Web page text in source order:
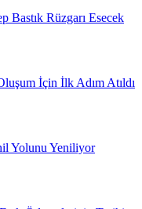
Bastık Rüzgarı Esecek
İçin İlk Adım Atıldı
Yolunu Yeniliyor